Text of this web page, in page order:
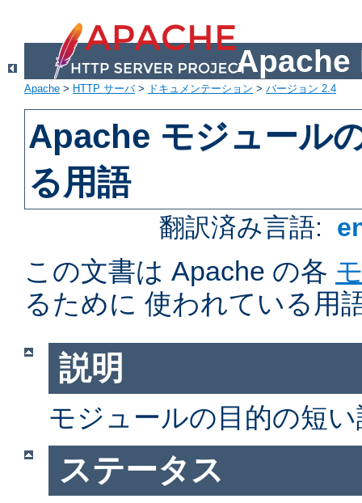
Apache
Apache > HTTP サーバ> ドキュメンテーション > バージョン 2.4
Apache モジュール
る用語
翻訳済み言語:
この文書は Apache の各
るために 使われている用
説明
モジュールの目的の短
ステータス